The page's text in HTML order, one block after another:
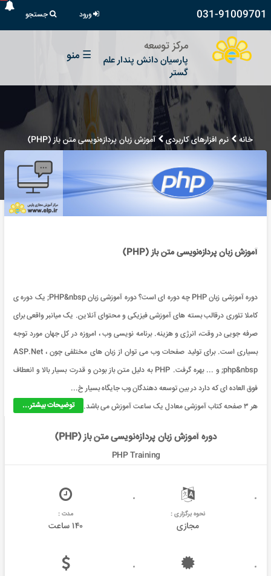
031-91009701 ورود جستجو
مرکز توسعه
پارسیان دانش پندار علم
گستر
☰ منو
خانه نرم افزارهای کاربردی آموزش زبان پردازه‌نویسی متن باز (PHP)
آموزش زبان پردازه‌نویسی متن باز (PHP)
دوره آموزشی زبان PHP چه دوره ای است؟ دوره آموزشی زبان PHP&nbsp; یک دوره ی
کاملا تئوری درقالب بسته های آموزشی فیزیکی و محتوای آنلاین. یک میانبر واقعی برای
صرفه جویی در وقت، انرژی و هزینه. برنامه نویسی وب ، امروزه در کل جهان مورد توجه
بسیاری است. برای تولید صفحات وب می توان از زبان های مختلفی چون ASP.Net ،
php&nbsp; و ... بهره گرفت. PHP به دلیل متن باز بودن و قدرت بسیار بالا و انعطاف
فوق العاده ای که دارد در بین توسعه دهندگان وب جایگاه بسیار خ...
توضیحات بیشتر...
هر ۳ صفحه کتاب آموزشی معادل یک ساعت آموزش می باشد.
دوره آموزش زبان پردازه‌نویسی متن باز (PHP)
PHP Training
نحوه برگزاری :
مجازی
مدت :
۱۴۰ ساعت